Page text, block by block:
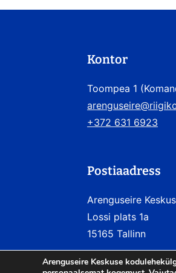
Kontor
Toompea 1
+372 631 6923
Postiaadress
Arenguseire Keskus
Lossi plats 1a
15165 Tallinn
Arenguseire Keskuse